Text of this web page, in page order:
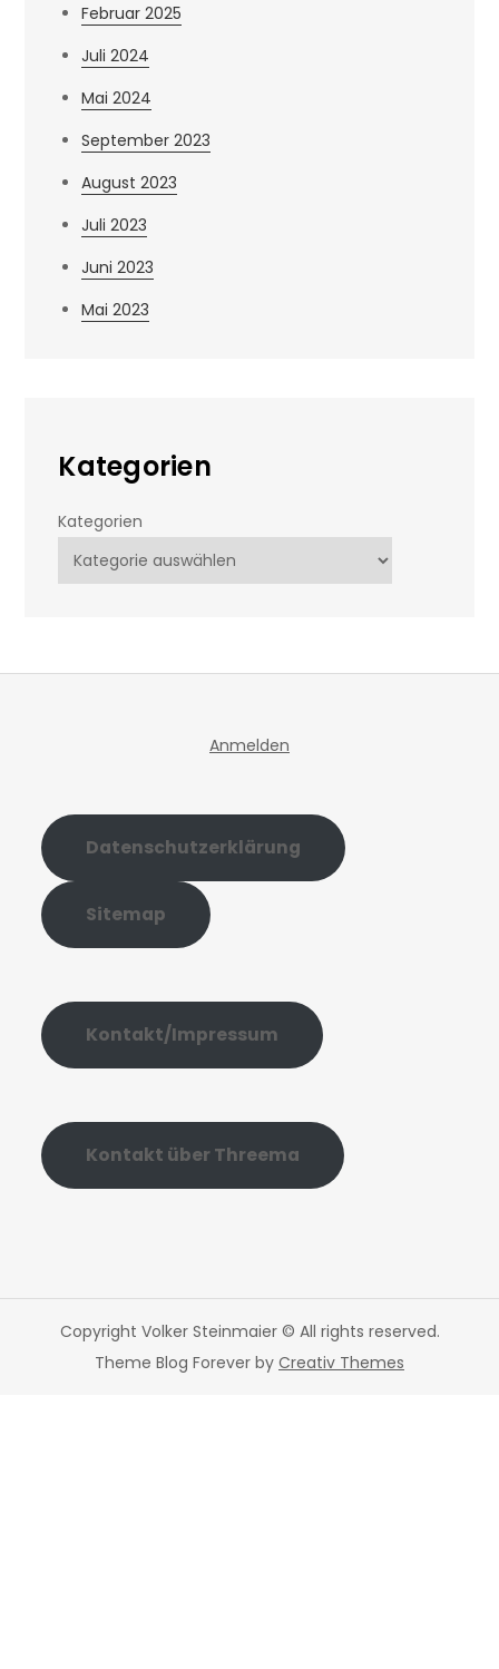
Februar 2025
Juli 2024
Mai 2024
September 2023
August 2023
Juli 2023
Juni 2023
Mai 2023
Kategorien
Kategorien
Anmelden
Datenschutzerklärung
Sitemap
Kontakt/Impressum
Kontakt über Threema
Copyright Volker Steinmaier © All rights reserved.
Theme Blog Forever by Creativ Themes